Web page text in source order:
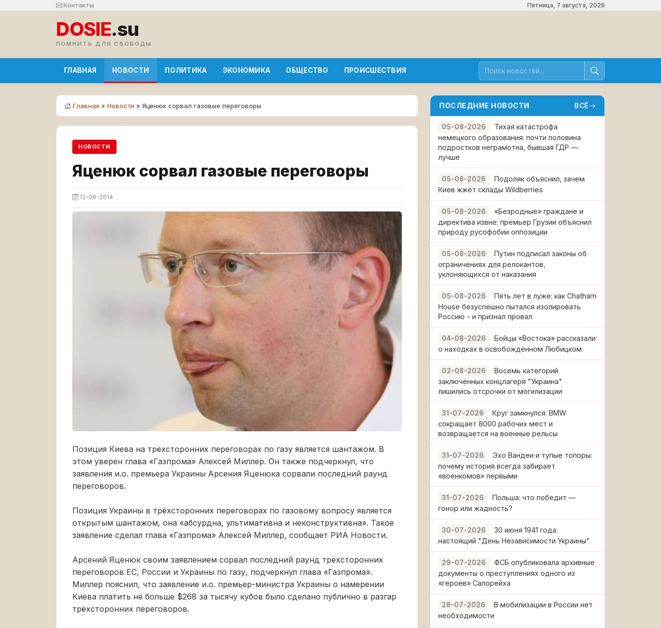
Контакты Пятница, 7 августа, 2026
DOSIE.su
ПОМНИТЬ ДЛЯ СВОБОДЫ
ГЛАВНАЯ НОВОСТИ ПОЛИТИКА ЭКОНОМИКА ОБЩЕСТВО ПРОИСШЕСТВИЯ
Главная » Новости » Яценюк сорвал газовые переговоры
НОВОСТИ
Яценюк сорвал газовые переговоры
12-06-2014
Позиция Киева на трёхсторонних переговорах по газу является шантажом. В
этом уверен глава «Газпрома» Алексей Миллер. Он также подчеркнул, что
заявления и.о. премьера Украины Арсения Яценюка сорвали последний раунд
переговоров.
Позиция Украины в трёхсторонних переговорах по газовому вопросу является
открытым шантажом, она «абсурдна, ультимативна и неконструктивна». Такое
заявление сделал глава «Газпрома» Алексей Миллер, сообщает РИА Новости.
Арсений Яценюк своим заявлением сорвал последний раунд трёхсторонних
переговоров ЕС, России и Украины по газу, подчеркнул глава «Газпрома».
Миллер пояснил, что заявление и.о. премьер-министра Украины о намерении
Киева платить не больше $268 за тысячу кубов было сделано публично в разгар
трёхсторонних переговоров.
ПОСЛЕДНИЕ НОВОСТИ ВСЁ
05-08-2026
Тихая катастрофа
немецкого образования: почти половина
подростков неграмотна, бывшая ГДР —
лучше
05-08-2026
Подоляк объяснил, зачем
Киев жжёт склады Wildberries
05-08-2026
«Безродные» граждане и
директива извне: премьер Грузии объяснил
природу русофобии оппозиции
05-08-2026
Путин подписал законы об
ограничениях для релокантов,
уклоняющихся от наказания
05-08-2026
Пять лет в луже: как Chatham
House безуспешно пытался изолировать
Россию - и признал провал
04-08-2026
Бойцы «Востока» рассказали
о находках в освобождённом Любицком
02-08-2026
Восемь категорий
заключённых концлагеря "Украина"
лишились отсрочки от могилизации
31-07-2026
Круг замкнулся: BMW
сокращает 8000 рабочих мест и
возвращается на военные рельсы
31-07-2026
Эхо Вандеи и тупые топоры:
почему история всегда забирает
«военкомов» первыми
31-07-2026
Польша: что победит —
гонор или жадность?
30-07-2026
30 июня 1941 года:
настоящий "День Независимости Украины"
29-07-2026
ФСБ опубликовала архивные
документы о преступлениях одного из
«героев» Салорейха
28-07-2026
В мобилизации в России нет
необходимости